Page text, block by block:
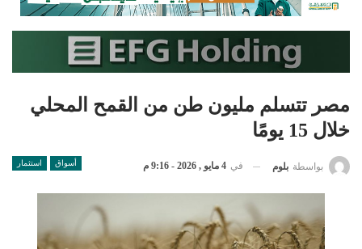
مصر تتسلم مليون طن من القمح المحلي
خلال 15 يومًا
أسواق استثمار بواسطة بلوم في 4 مايو , 2026 - 9:16 م